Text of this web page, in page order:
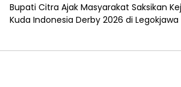
Bupati Citra Ajak Masyarakat Saksikan
Kuda Indonesia Derby 2026 di Legokjawa